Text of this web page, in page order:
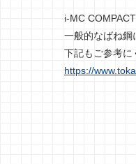
i-MC
一般的なばね鋼
下記もご参考に
https://